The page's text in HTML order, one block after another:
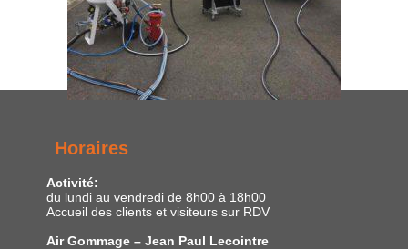
Horaires
Activité:
du lundi au vendredi de 8h00 à 18h00
Accueil des clients et visiteurs sur RDV
Air Gommage – Jean Paul Lecointre